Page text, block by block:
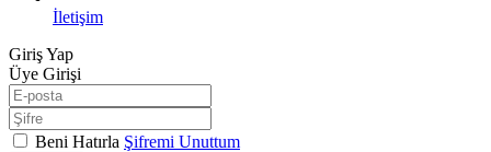
İletişim
Giriş Yap
Üye Girişi
Beni Hatırla Şifremi Unuttum